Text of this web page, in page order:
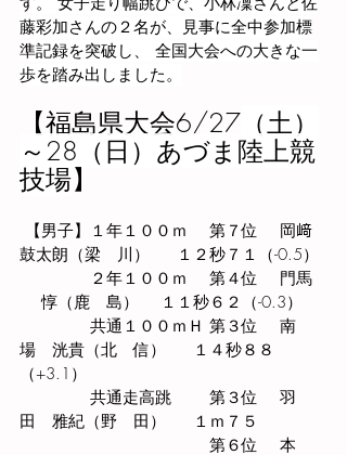
藤彩加さんの２名が、見事に全中参加標
準記録を突破し、 全国大会への大きな一
歩を踏み出しました。
【福島県大会6/27 （土）
～28（日）あづま陸上競
技場】
鼓太朗（梁　川）　  １２秒７１（-0.5）
２年１００ｍ 　第４位 　門馬
惇（鹿　島） 　１１秒６２（-0.3）
共通１００ｍＨ 第３位 　南
場　洸貴（北　信）　  １４秒８８
（+3.1）
共通走高跳 　　第３位 　羽
田　雅紀（野　田）　  １ｍ７５
第６位 　本